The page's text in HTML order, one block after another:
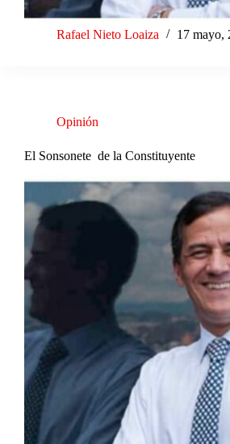
Rafael Nieto Loaiza 17 mayo,
Opinión
El Sonsonete de la Constituyente